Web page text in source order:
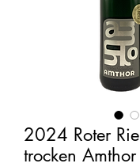
2024 Roter
trocken Amthor